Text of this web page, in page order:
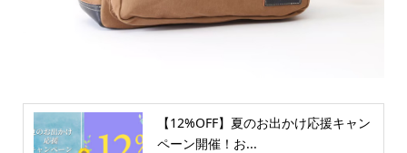
【12%OFF】夏のお出かけ応援キャン
ペーン開催！お...